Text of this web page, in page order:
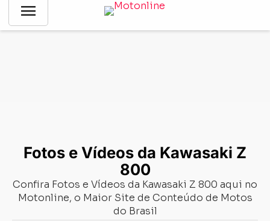
menu
Notícias Fotos e Vídeos da Kawasaki Z 800
Fotos e Vídeos da Kawasaki Z
800
Confira Fotos e Vídeos da Kawasaki Z 800 aqui no
Motonline, o Maior Site de Conteúdo de Motos
do Brasil